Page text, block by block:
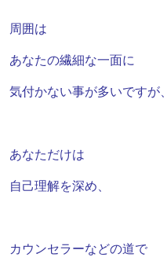
周囲は
あなたの繊細な一面に
気付かない事が多いですが、
あなただけは
自己理解を深め、
カウンセラーなどの道で